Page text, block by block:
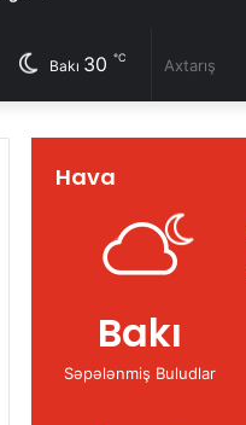
Bakı 30 ℃
Hava
Bakı
Səpələnmiş Buludlar